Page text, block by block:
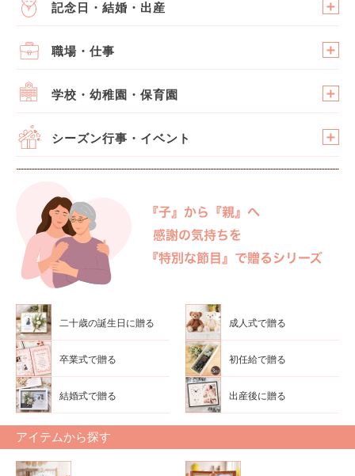
記念日・結婚・出産
職場・仕事
学校・幼稚園・保育園
シーズン行事・イベント
二十歳の誕生日に贈る 成人式で贈る
卒業式で贈る 初任給で贈る
結婚式で贈る 出産後に贈る
アイテムから探す